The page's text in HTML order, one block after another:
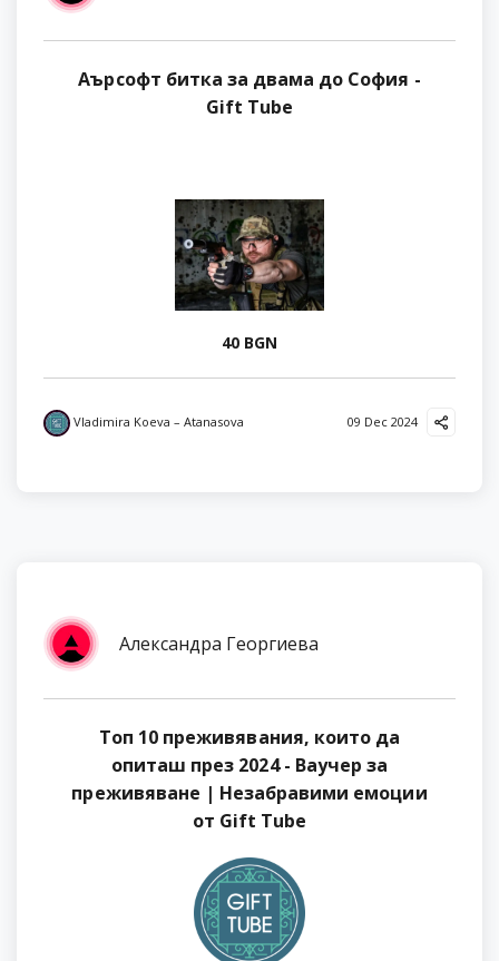
Аърсофт битка за двама до София -
Gift Tube
40 BGN
Vladimira Koeva – Atanasova 09 Dec 2024
Александра Георгиева
Топ 10 преживявания, които да
опиташ през 2024 - Ваучер за
преживяване | Незабравими емоции
от Gift Tube